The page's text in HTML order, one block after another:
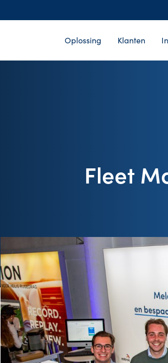
Oplossing Klanten
Fleet